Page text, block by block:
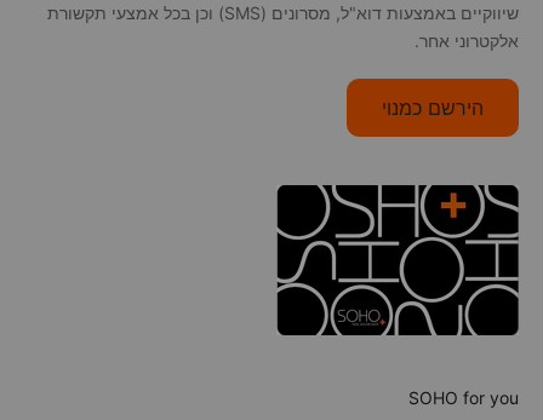
שיווקיים באמצעות דוא"ל, מסרונים (SMS) וכן בכל אמצעי תקשורת
אלקטרוני אחר.
הירשם כמנוי
SOHO for you